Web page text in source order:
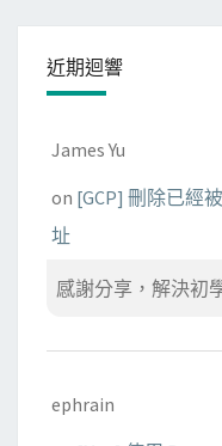
近期迴響
James Yu
on [GCP] 刪除已經
址
感謝分享，解決初
ephrain